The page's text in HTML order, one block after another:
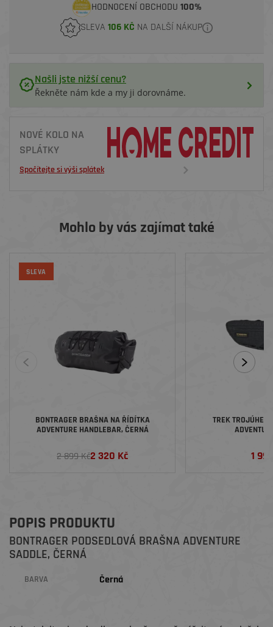
HODNOCENÍ OBCHODU 100%
SLEVA 106 KČ NA DALŠÍ NÁKUP
Našli jste nižší cenu?
Řekněte nám kde a my ji dorovnáme.
NOVÉ KOLO NA
SPLÁTKY
Spočítejte si výši splátek
Mohlo by vás zajímat také
SLEVA
BONTRAGER BRAŠNA NA ŘÍDÍTKA
ADVENTURE HANDLEBAR, ČERNÁ
2 899 Kč2 320 Kč
TREK
1
POPIS PRODUKTU
BONTRAGER PODSEDLOVÁ BRAŠNA ADVENTURE
SADDLE, ČERNÁ
BARVA Černá